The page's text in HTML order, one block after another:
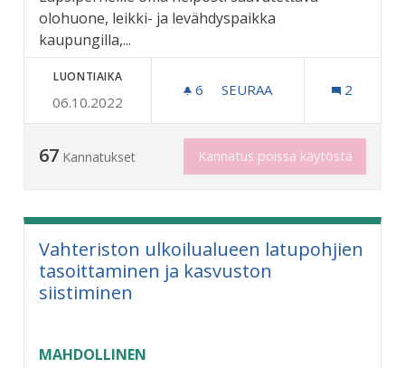
olohuone, leikki- ja levähdyspaikka
kaupungilla,...
LUONTIAIKA
06.10.2022
6 6 SEURAAJAA
SEURAA 2
67 Kannatukset Kannatus poissa käytöstä
Vahteriston ulkoilualueen latupohjien
tasoittaminen ja kasvuston
siistiminen
MAHDOLLINEN